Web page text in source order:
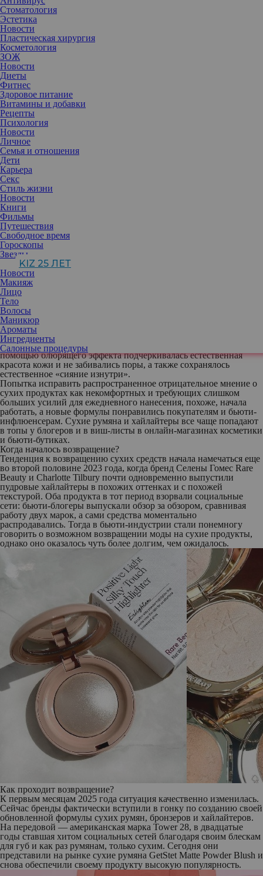
Стоматология
Эстетика
Новости
Пластическая хирургия
Косметология
ЗОЖ
Новости
Диеты
Фитнес
Здоровое питание
Витамины и добавки
Рецепты
Психология
Новости
Личное
Семья и отношения
Дети
Карьера
Секс
Стиль жизни
Новости
Книги
Фильмы
Путешествия
Свободное время
Гороскопы
Звезды
KIZ 25 ЛЕТ
Новости
Макияж
Лицо
Тело
Волосы
Маникюр
Ароматы
Ингредиенты
Салонные процедуры
Сухие румяна, хайлайтеры, бронзеры и продукты для коррекции
лица снова активно занимают полки магазинов и, кажется,
вытесняют кремовые средства. Почему именно сейчас и что
предлагают бренды косметики.
В 2025 году мода в макияже начинает меняться: одним из
главных трендов этого весенне-летнего сезона станет
вельветовая кожа, которая достигается с помощью
использования тонального средства с натуральным или матовым
финишем, а также рассыпчатой пудры. Вместе с этим меняются
и требования к продуктам, отвечающим за коррекцию лица —
они должны хорошо сочетаться с используемой основой и легко
растушевываться.
По этой причине все больше мировых бьюти-брендов в этом
году делают акцент на выпуске сухих румян, хайлайтеров,
бронзеров и средств для контуринга. За несколько лет
доминирования кремовых продуктов их сухие аналоги успели
качественно преобразиться: теперь их создают так, чтобы с
помощью блюрящего эффекта подчеркивалась естественная
красота кожи и не забивались поры, а также сохранялось
естественное «сияние изнутри».
Попытка исправить распространенное отрицательное мнение о
сухих продуктах как некомфортных и требующих слишком
больших усилий для ежедневного нанесения, похоже, начала
работать, а новые формулы понравились покупателям и бьюти-
инфлюенсерам. Сухие румяна и хайлайтеры все чаще попадают
в топы у блогеров и в виш-листы в онлайн-магазинах косметики
и бьюти-бутиках.
Когда началось возвращение?
Тенденция к возвращению сухих средств начала намечаться еще
во второй половине 2023 года, когда бренд Селены Гомес Rare
Beauty и Charlotte Tilbury почти одновременно выпустили
пудровые хайлайтеры в похожих оттенках и с похожей
текстурой. Оба продукта в тот период взорвали социальные
сети: бьюти-блогеры выпускали обзор за обзором, сравнивая
работу двух марок, а сами средства моментально
распродавались. Тогда в бьюти-индустрии стали понемногу
говорить о возможном возвращении моды на сухие продукты,
однако оно оказалось чуть более долгим, чем ожидалось.
Как проходит возвращение?
К первым месяцам 2025 года ситуация качественно изменилась.
Сейчас бренды фактически вступили в гонку по созданию своей
обновленной формулы сухих румян, бронзеров и хайлайтеров.
На передовой — американская марка Tower 28, в двадцатые
годы ставшая хитом социальных сетей благодаря своим блескам
для губ и как раз румянам, только сухим. Сегодня они
представили на рынке сухие румяна GetStet Matte Powder Blush и
снова обеспечили своему продукту высокую популярность.